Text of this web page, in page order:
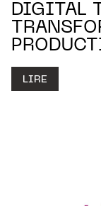
DIGITAL
LIRE